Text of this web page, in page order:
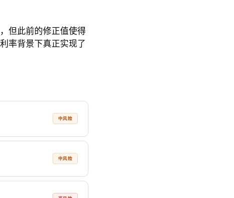
但此前的修正值使得
率背景下真正实现了
中风险
中风险